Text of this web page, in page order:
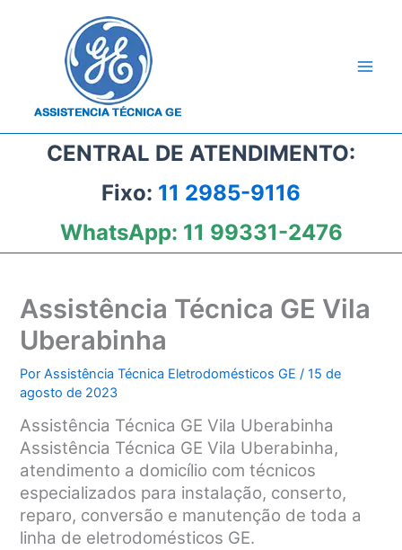
CENTRAL DE ATENDIMENTO:
Fixo: 11 2985-9116
WhatsApp: 11 99331-2476
Assistência Técnica GE Vila
Uberabinha
PorAssistência Técnica Eletrodomésticos GE/15 de
agosto de 2023
Assistência Técnica GE Vila Uberabinha
Assistência Técnica GE Vila Uberabinha,
atendimento a domicílio com técnicos
especializados para instalação, conserto,
reparo, conversão e manutenção de toda a
linha de eletrodomésticos GE.